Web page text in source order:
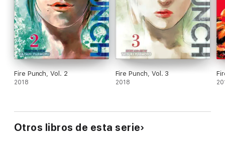
Fire Punch, Vol. 2
2018
Fire Punch, Vol. 3
2018
Otros libros de esta serie